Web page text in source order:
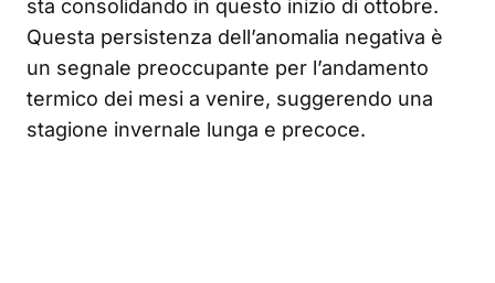
sta consolidando in questo inizio di ottobre.
Questa persistenza dell’anomalia negativa è
un segnale preoccupante per l’andamento
termico dei mesi a venire, suggerendo una
stagione invernale lunga e precoce.